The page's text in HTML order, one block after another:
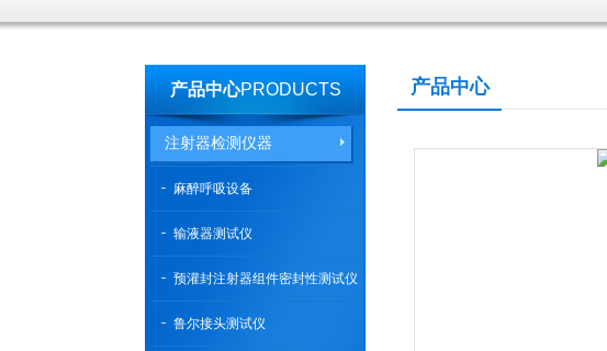
产品中心PRODUCTS
注射器检测仪器
麻醉呼吸设备
输液器测试仪
预灌封注射器组件密封性测试仪
鲁尔接头测试仪
产品中心